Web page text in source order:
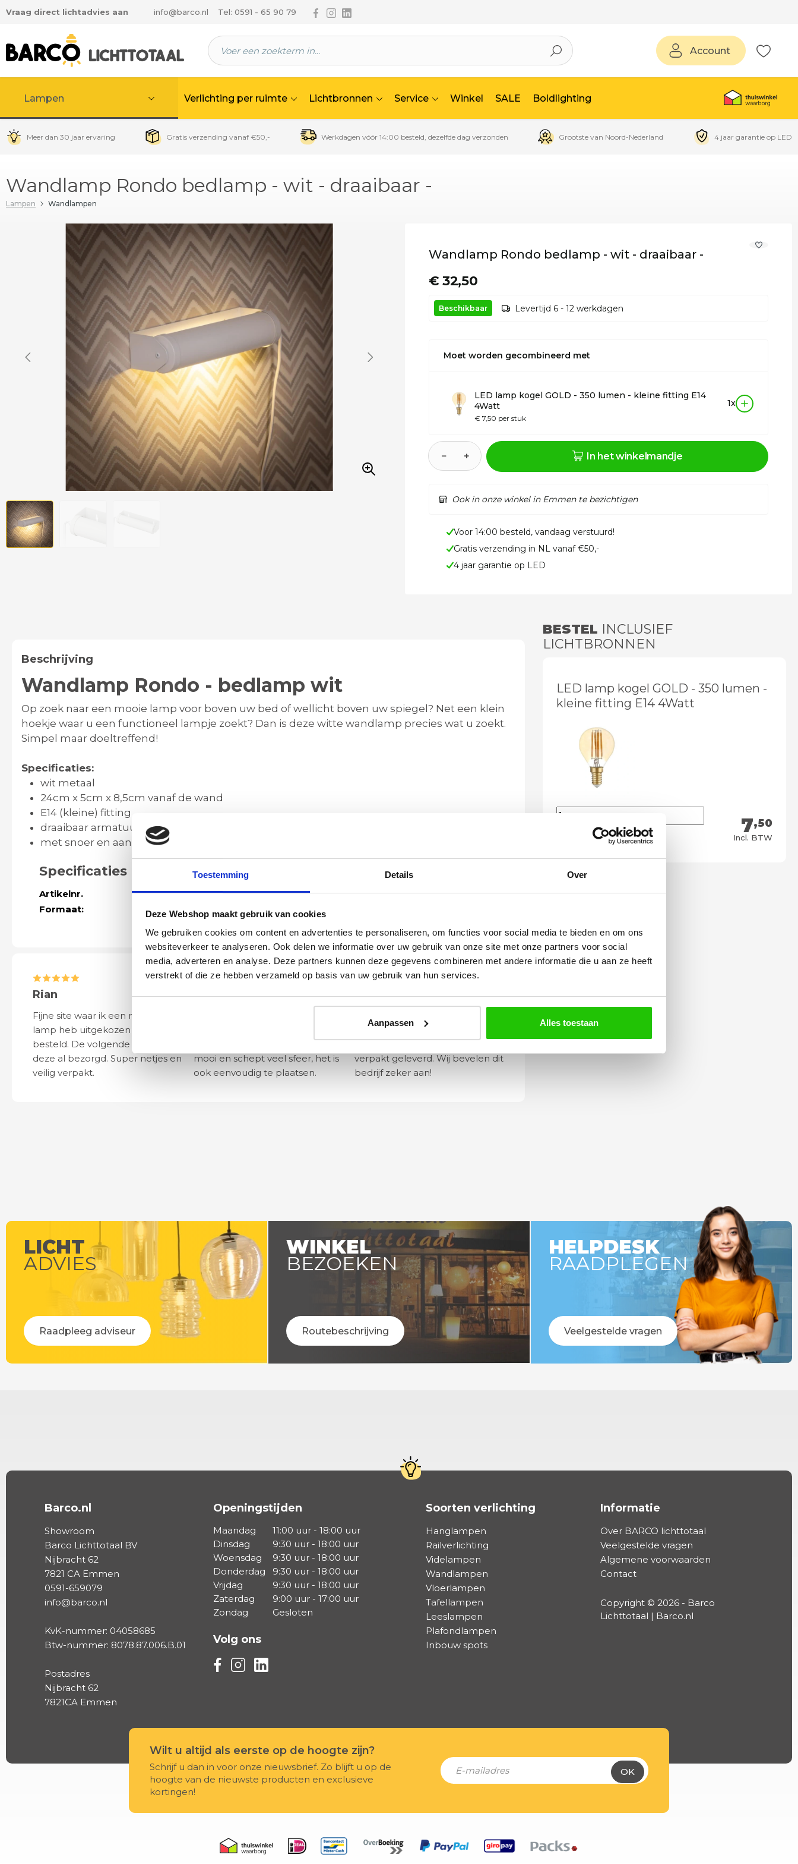
Toestemming Details Over
Deze Webshop maakt gebruik van cookies
We gebruiken cookies om content en advertenties te personaliseren, om functies voor social media te bieden en om ons
websiteverkeer te analyseren. Ook delen we informatie over uw gebruik van onze site met onze partners voor social
media, adverteren en analyse. Deze partners kunnen deze gegevens combineren met andere informatie die u aan ze heeft
verstrekt of die ze hebben verzameld op basis van uw gebruik van hun services.
Aanpassen Alles toestaan
hoofdinhoud
Vraag direct lichtadvies aan info@barco.nl Tel: 0591 - 65 90 79 Volg ons via Facebook
Volg ons via Instagram
Volg ons via Linkedin
Account
Lampen Verlichting per ruimte Lichtbronnen Service Winkel SALE Boldlighting
Meer dan 30 jaar ervaring Gratis verzending vanaf €50,- Werkdagen vóór 14:00 besteld, dezelfde dag verzonden Grootste van Noord-Nederland 4 jaar garantie op LED
Wandlamp Rondo bedlamp - wit - draaibaar -
Lampen Wandlampen
Wandlamp Rondo bedlamp - wit - draaibaar -
€ 32,50
Beschikbaar Levertijd 6 - 12 werkdagen
Moet worden gecombineerd met
LED lamp kogel GOLD - 350 lumen - kleine fitting E14
4Watt
€ 7,50 per stuk
1x
− + In het winkelmandje
Ook in onze winkel in Emmen te bezichtigen
Voor 14:00 besteld, vandaag verstuurd!
Gratis verzending in NL vanaf €50,-
4 jaar garantie op LED
Beschrijving
Wandlamp Rondo - bedlamp wit
Op zoek naar een mooie lamp voor boven uw bed of wellicht boven uw spiegel? Net een klein
hoekje waar u een functioneel lampje zoekt? Dan is deze witte wandlamp precies wat u zoekt.
Simpel maar doeltreffend!
Specificaties:
wit metaal
24cm x 5cm x 8,5cm vanaf de wand
E14 (kleine) fitting
draaibaar armatuur
met snoer en aan uit schakelaar
Specificaties
Artikelnr.
45247
Formaat:
24cm x 5cm x 8,5cm vanaf de wand
Rian
Fijne site waar ik een mooie
lamp heb uitgekozen en
besteld. De volgende dag werd
deze al bezorgd. Super netjes en
veilig verpakt.
Anne
naar wens. Het artikel is zeer
mooi en schept veel sfeer, het is
ook eenvoudig te plaatsen.
Yvonne
met totaal 11 mondgeblazen
kappen. Dit was zeer goed
verpakt geleverd. Wij bevelen dit
bedrijf zeker aan!
BESTEL INCLUSIEF
LICHTBRONNEN
LED lamp kogel GOLD - 350 lumen -
kleine fitting E14 4Watt
7,50
Incl. BTW
Meebestellen
LICHT
ADVIES
Raadpleeg adviseur
WINKEL
BEZOEKEN
Routebeschrijving
HELPDESK
RAADPLEGEN
Veelgestelde vragen
Barco.nl
Showroom
Barco Lichttotaal BV
Nijbracht 62
7821 CA Emmen
0591-659079
info@barco.nl
KvK-nummer: 04058685
Btw-nummer: 8078.87.006.B.01
Postadres
Nijbracht 62
7821CA Emmen
Openingstijden
Maandag
11:00 uur - 18:00 uur
Dinsdag
9:30 uur - 18:00 uur
Woensdag
9:30 uur - 18:00 uur
Donderdag
9:30 uur - 18:00 uur
Vrijdag
9:30 uur - 18:00 uur
Zaterdag
9:00 uur - 17:00 uur
Zondag
Gesloten
Volg ons
Volg ons via Facebook
Volg ons via Instagram
Volg ons via Linkedin
Soorten verlichting
Hanglampen
Railverlichting
Videlampen
Wandlampen
Vloerlampen
Tafellampen
Leeslampen
Plafondlampen
Inbouw spots
Informatie
Over BARCO lichttotaal
Veelgestelde vragen
Algemene voorwaarden
Contact
Copyright © 2026 - Barco
Lichttotaal | Barco.nl
Wilt u altijd als eerste op de hoogte zijn?
Schrijf u dan in voor onze nieuwsbrief. Zo blijft u op de
hoogte van de nieuwste producten en exclusieve
kortingen!
OK